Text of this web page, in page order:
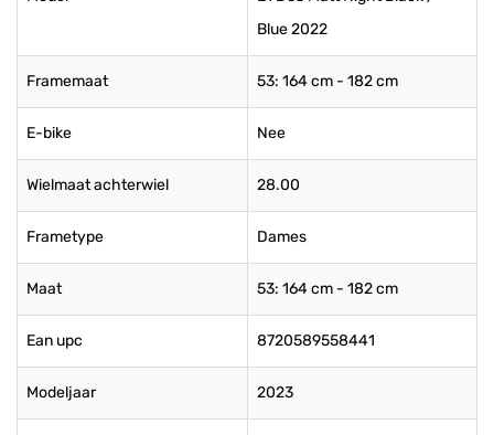
Blue 2022
Framemaat 53: 164 cm - 182 cm
E-bike Nee
Wielmaat achterwiel 28.00
Frametype Dames
Maat 53: 164 cm - 182 cm
Ean upc 8720589558441
Modeljaar 2023